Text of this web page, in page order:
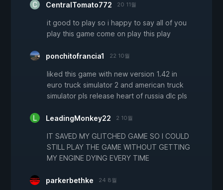
CentralTomato772 20 11월
it good to play so i happy to say all of you
play this game come on play this play
ponchitofrancia1 22 10월
liked this game with new version 1.42 in
euro truck simulator 2 and american truck
simulator pls release heart of russia dlc pls
LeadingMonkey22 2 10월
IT SAVED MY GLITCHED GAME SO I COULD
STILL PLAY THE GAME WITHOUT GETTING
MY ENGINE DYING EVERY TIME
parkerbethke 24 8월